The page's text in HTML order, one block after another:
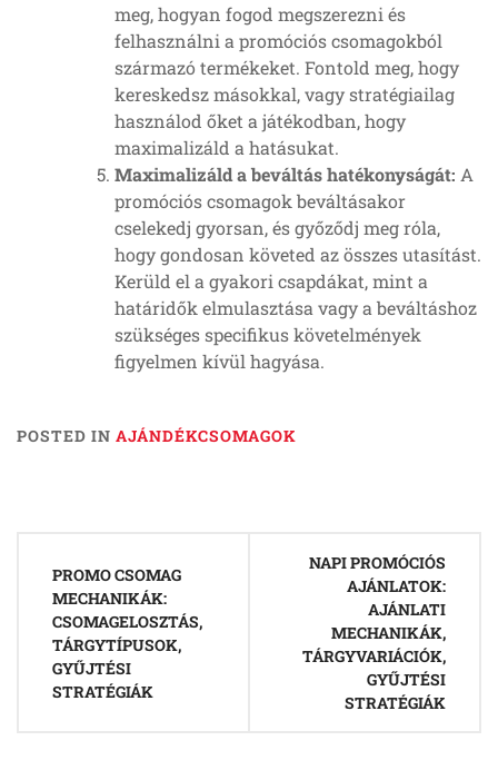
meg, hogyan fogod megszerezni és
felhasználni a promóciós csomagokból
származó termékeket. Fontold meg, hogy
kereskedsz másokkal, vagy stratégiailag
használod őket a játékodban, hogy
maximalizáld a hatásukat.
Maximalizáld a beváltás hatékonyságát: A
promóciós csomagok beváltásakor
cselekedj gyorsan, és győződj meg róla,
hogy gondosan követed az összes utasítást.
Kerüld el a gyakori csapdákat, mint a
határidők elmulasztása vagy a beváltáshoz
szükséges specifikus követelmények
figyelmen kívül hagyása.
POSTED IN AJÁNDÉKCSOMAGOK
navigation
PROMO CSOMAG
MECHANIKÁK:
CSOMAGELOSZTÁS,
TÁRGYTÍPUSOK,
GYŰJTÉSI
STRATÉGIÁK
NAPI PROMÓCIÓS
AJÁNLATOK:
AJÁNLATI
MECHANIKÁK,
TÁRGYVARIÁCIÓK,
GYŰJTÉSI
STRATÉGIÁK